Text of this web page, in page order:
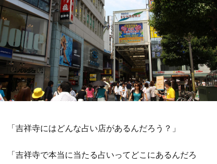
「吉祥寺にはどんな占い店があるんだろう？」
「吉祥寺で本当に当たる占いってどこにあるんだろ